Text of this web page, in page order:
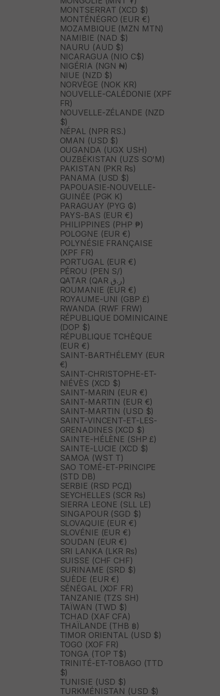
MONTSERRAT (XCD $)
MONTÉNÉGRO (EUR €)
MOZAMBIQUE (MZN MTN)
NAMIBIE (NAD $)
NAURU (AUD $)
NICARAGUA (NIO C$)
NIGÉRIA (NGN ₦)
NIUE (NZD $)
NORVÈGE (NOK KR)
NOUVELLE-CALÉDONIE (XPF
FR)
NOUVELLE-ZÉLANDE (NZD
$)
NÉPAL (NPR RS.)
OMAN (USD $)
OUGANDA (UGX USH)
OUZBÉKISTAN (UZS SO'M)
PAKISTAN (PKR ₨)
PANAMA (USD $)
PAPOUASIE-NOUVELLE-
GUINÉE (PGK K)
PARAGUAY (PYG ₲)
PAYS-BAS (EUR €)
PHILIPPINES (PHP ₱)
POLOGNE (EUR €)
POLYNÉSIE FRANÇAISE
(XPF FR)
PORTUGAL (EUR €)
PÉROU (PEN S/)
QATAR (QAR ر.ق)
ROUMANIE (EUR €)
ROYAUME-UNI (GBP £)
RWANDA (RWF FRW)
RÉPUBLIQUE DOMINICAINE
(DOP $)
RÉPUBLIQUE TCHÈQUE
(EUR €)
SAINT-BARTHÉLEMY (EUR
€)
SAINT-CHRISTOPHE-ET-
NIÉVÈS (XCD $)
SAINT-MARIN (EUR €)
SAINT-MARTIN (EUR €)
SAINT-MARTIN (USD $)
SAINT-VINCENT-ET-LES-
GRENADINES (XCD $)
SAINTE-HÉLÈNE (SHP £)
SAINTE-LUCIE (XCD $)
SAMOA (WST T)
SAO TOMÉ-ET-PRINCIPE
(STD DB)
SERBIE (RSD РСД)
SEYCHELLES (SCR ₨)
SIERRA LEONE (SLL LE)
SINGAPOUR (SGD $)
SLOVAQUIE (EUR €)
SLOVÉNIE (EUR €)
SOUDAN (EUR €)
SRI LANKA (LKR ₨)
SUISSE (CHF CHF)
SURINAME (SRD $)
SUÈDE (EUR €)
SÉNÉGAL (XOF FR)
TANZANIE (TZS SH)
TAÏWAN (TWD $)
TCHAD (XAF CFA)
THAÏLANDE (THB ฿)
TIMOR ORIENTAL (USD $)
TOGO (XOF FR)
TONGA (TOP T$)
TRINITÉ-ET-TOBAGO (TTD
$)
TUNISIE (USD $)
TURKMÉNISTAN (USD $)